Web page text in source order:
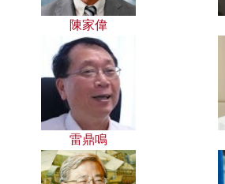
陳家偉
雷鼎鳴